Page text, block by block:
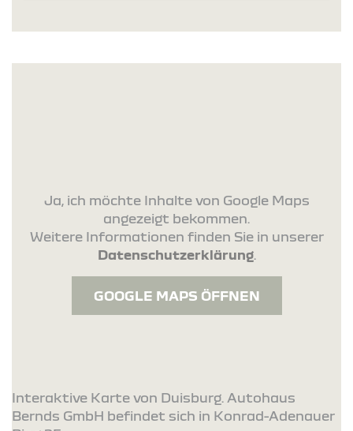
Ja, ich möchte Inhalte von Google Maps
angezeigt bekommen.
Weitere Informationen finden Sie in unserer
Datenschutzerklärung.
GOOGLE MAPS ÖFFNEN
Interaktive Karte von Duisburg. Autohaus
Bernds GmbH befindet sich in Konrad-Adenauer